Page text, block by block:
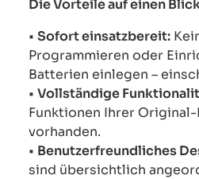
Die Vorteile auf einen
• Sofort einsatzbereit:
Programmieren oder
Batterien einlegen –
• Vollständige
Funktionen Ihrer
vorhanden.
• Benutzerfreundliches
sind übersichtlich